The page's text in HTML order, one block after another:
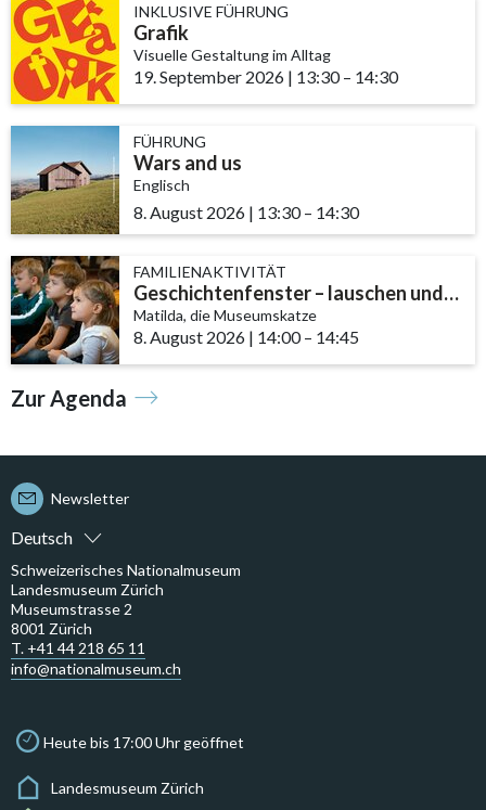
INKLUSIVE FÜHRUNG
Grafik
Visuelle Gestaltung im Alltag
19. September 2026 | 13:30– 14:30
FÜHRUNG
Wars and us
Englisch
8. August 2026 | 13:30accessibility.time_to
– 14:30
FAMILIENAKTIVITÄT
Geschichtenfenster – lauschen und entdecken
Matilda, die Museumskatze
8. August 2026 | 14:00accessibility.time_to
– 14:45
Zur Agenda
Deutsch
Newsletter
Schweizerisches Nationalmuseum
Landesmuseum Zürich
Museumstrasse 2
8001 Zürich
T. +41 44 218 65 11
info@nationalmuseum.ch
Heute bis 17:00 Uhr geöffnet
Landesmuseum Zürich